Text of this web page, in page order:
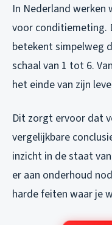
In Nederland werken
voor conditiemeting.
betekent simpelweg
schaal van 1 tot 6.
het einde van zijn
Dit zorgt ervoor dat
vergelijkbare
inzicht in de staat
er aan onderhoud
harde feiten waar je